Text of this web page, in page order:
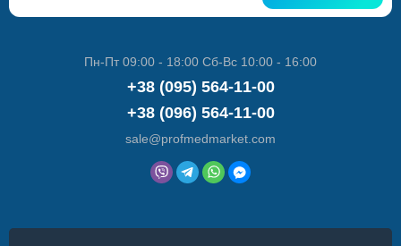
Пн-Пт 09:00 - 18:00 Сб-Вс 10:00 - 16:00
+38 (095) 564-11-00
+38 (096) 564-11-00
sale@profmedmarket.com